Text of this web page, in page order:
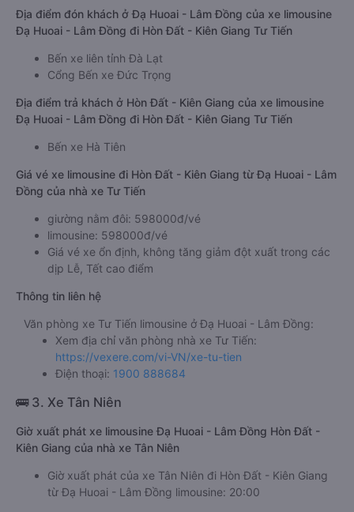
Địa điểm đón khách ở Đạ Huoai - Lâm Đồng của xe limousine
Đạ Huoai - Lâm Đồng đi Hòn Đất - Kiên Giang Tư Tiến
Bến xe liên tỉnh Đà Lạt
Cổng Bến xe Đức Trọng
Địa điểm trả khách ở Hòn Đất - Kiên Giang của xe limousine
Đạ Huoai - Lâm Đồng đi Hòn Đất - Kiên Giang Tư Tiến
Bến xe Hà Tiên
Giá vé xe limousine đi Hòn Đất - Kiên Giang từ Đạ Huoai - Lâm
Đồng của nhà xe Tư Tiến
giường nằm đôi: 598000đ/vé
limousine: 598000đ/vé
Giá vé xe ổn định, không tăng giảm đột xuất trong các
dịp Lễ, Tết cao điểm
Thông tin liên hệ
Văn phòng xe Tư Tiến limousine ở Đạ Huoai - Lâm Đồng:
Xem địa chỉ văn phòng nhà xe Tư Tiến:
https://vexere.com/vi-VN/xe-tu-tien
Điện thoại: 1900 888684
🚌 3. Xe Tân Niên
Giờ xuất phát xe limousine Đạ Huoai - Lâm Đồng Hòn Đất -
Kiên Giang của nhà xe Tân Niên
Giờ xuất phát của xe Tân Niên đi Hòn Đất - Kiên Giang
từ Đạ Huoai - Lâm Đồng limousine: 20:00